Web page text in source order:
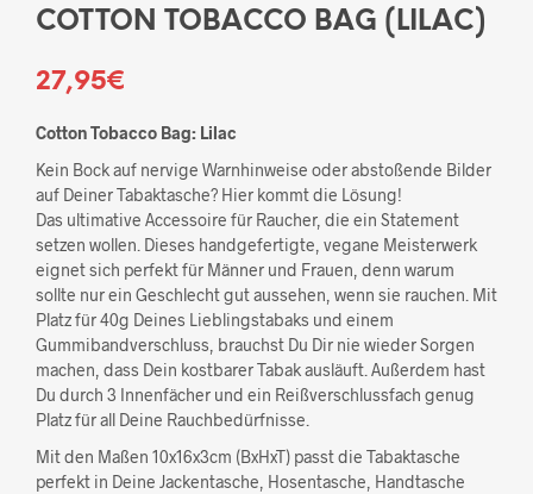
COTTON TOBACCO BAG (LILAC)
27,95€
Cotton Tobacco Bag: Lilac
Kein Bock auf nervige Warnhinweise oder abstoßende Bilder
auf Deiner Tabaktasche? Hier kommt die Lösung!
Das ultimative Accessoire für Raucher, die ein Statement
setzen wollen. Dieses handgefertigte, vegane Meisterwerk
eignet sich perfekt für Männer und Frauen, denn warum
sollte nur ein Geschlecht gut aussehen, wenn sie rauchen. Mit
Platz für 40g Deines Lieblingstabaks und einem
Gummibandverschluss, brauchst Du Dir nie wieder Sorgen
machen, dass Dein kostbarer Tabak ausläuft. Außerdem hast
Du durch 3 Innenfächer und ein Reißverschlussfach genug
Platz für all Deine Rauchbedürfnisse.
Mit den Maßen 10x16x3cm (BxHxT) passt die Tabaktasche
perfekt in Deine Jackentasche, Hosentasche, Handtasche